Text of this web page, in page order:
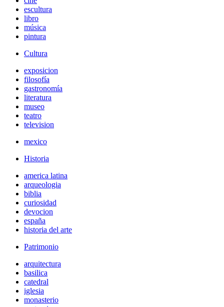
escultura
libro
música
pintura
Cultura
exposicion
filosofía
gastronomía
literatura
museo
teatro
television
mexico
Historia
america latina
arqueologia
biblia
curiosidad
devocion
españa
historia del arte
Patrimonio
arquitectura
basilica
catedral
iglesia
monasterio